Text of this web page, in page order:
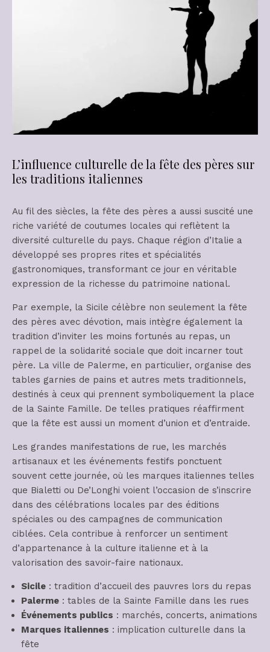
L’influence culturelle de la fête des pères sur
les traditions italiennes
Au fil des siècles, la fête des pères a aussi suscité une
riche variété de coutumes locales qui reflètent la
diversité culturelle du pays. Chaque région d’Italie a
développé ses propres rites et spécialités
gastronomiques, transformant ce jour en véritable
expression de la richesse du patrimoine national.
Par exemple, la Sicile célèbre non seulement la fête
des pères avec dévotion, mais intègre également la
tradition d’inviter les moins fortunés au repas, un
rappel de la solidarité sociale que doit incarner tout
père. La ville de Palerme, en particulier, organise des
tables garnies de pains et autres mets traditionnels,
destinés à ceux qui prennent symboliquement la place
de la Sainte Famille. De telles pratiques réaffirment
que la fête est aussi un moment d’union et d’entraide.
Les grandes manifestations de rue, les marchés
artisanaux et les événements festifs ponctuent
souvent cette journée, où les marques italiennes telles
que Bialetti ou De’Longhi voient l’occasion de s’inscrire
dans des célébrations locales par des éditions
spéciales ou des campagnes de communication
ciblées. Cela contribue à renforcer un sentiment
d’appartenance à la culture italienne et à la
valorisation des savoir-faire nationaux.
Sicile : tradition d’accueil des pauvres lors du repas
Palerme : tables de la Sainte Famille dans les rues
Événements publics : marchés, concerts, animations
Marques italiennes : implication culturelle dans la
fête